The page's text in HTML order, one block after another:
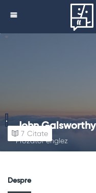
John Galsworthy
Prozator englez
7 Citate
Despre